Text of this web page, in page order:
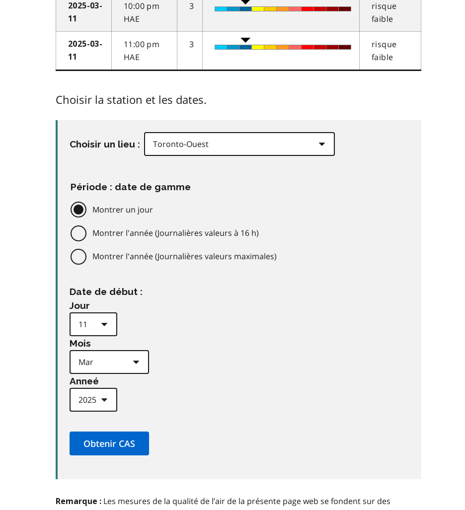
2025-03-
11
10:00 pm
HAE
3
risque
faible
2025-03-
11
11:00 pm
HAE
3
risque
faible
Choisir la station et les dates.
Choisir un lieu :
Période : date de gamme
Montrer un jour
Montrer l'année (Journalières valeurs à 16 h)
Montrer l'année (Journalières valeurs maximales)
Date de début :
Jour
Mois
Anneé
Remarque : Les mesures de la qualité de l’air de la présente page web se fondent sur des